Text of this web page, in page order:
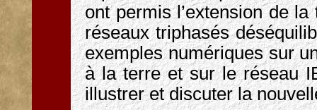
ont permis l’extension de
réseaux triphasés
exemples numériques sur
à la terre et sur le réseau
illustrer et discuter la